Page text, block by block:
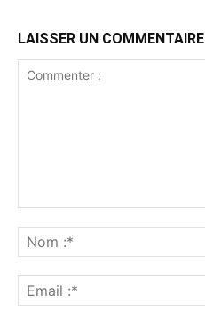
LAISSER UN COMMENTAIRE